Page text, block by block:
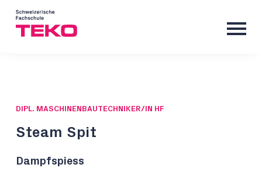
DIPL. MASCHINENBAUTECHNIKER/IN HF
Steam Spit
Dampfspiess